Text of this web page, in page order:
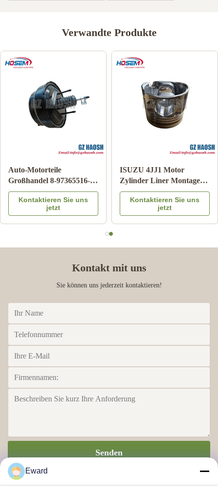
Verwandte Produkte
Auto-Motorteile
Großhandel 8-97365516-
DC Bremskraftverstärker
für Isuzu DMAX 03-06
Kontaktieren Sie uns
jetzt
ISUZU 4JJ1 Motor
Zylinder Liner Montage
OEM Ersatz 3 Monate
Garantie
Kontaktieren Sie uns
jetzt
Kontakt mit uns
Sie können uns jederzeit kontaktieren!
Senden
Eward